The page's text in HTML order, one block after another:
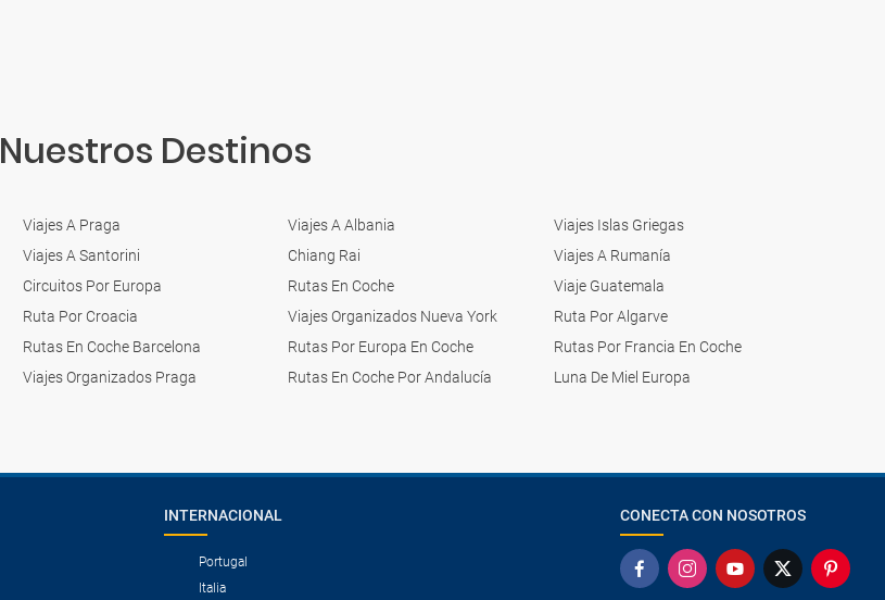
Nuestros Destinos
Viajes A Praga Viajes A Albania
Viajes Islas Griegas
Viajes A Santorini Chiang Rai
Viajes A Rumanía
Circuitos Por Europa Rutas En Coche
Viaje Guatemala
Ruta Por Croacia Viajes Organizados Nueva York
Ruta Por Algarve
Rutas En Coche Barcelona Rutas Por Europa En Coche
Rutas Por Francia En Coche
Viajes Organizados Praga Rutas En Coche Por Andalucía Luna De Miel Europa
INTERNACIONAL
Portugal
Italia
CONECTA CON NOSOTROS